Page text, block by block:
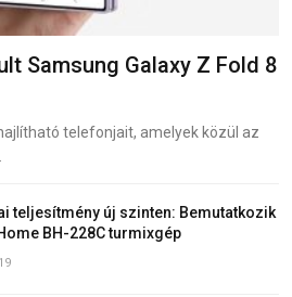
Samsung Galaxy Z Fold 8
telefonjait, amelyek közül az
teljesítmény új szinten: Bemutatkozik
BH-228C turmixgép